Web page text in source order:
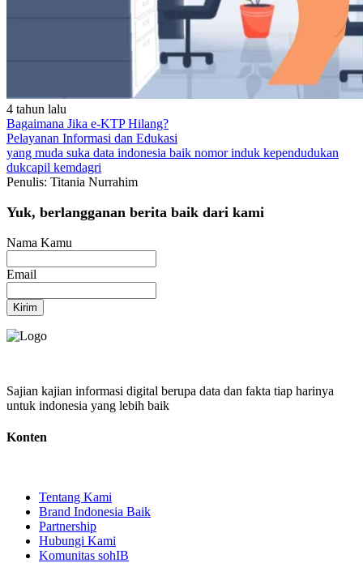
4 tahun lalu
Bagaimana Jika e-KTP Hilang?
Pelayanan Informasi dan Edukasi
yang muda suka data indonesia baik nomor induk kependudukan
dukcapil kemdagri
Penulis: Titania Nurrahim
Yuk, berlangganan berita baik dari kami
Nama Kamu
Email
Kirim
Sajian kajian informasi digital berupa data dan fakta tiap harinya
untuk indonesia yang lebih baik
Konten
Tentang Kami
Brand Indonesia Baik
Partnership
Hubungi Kami
Komunitas sohIB